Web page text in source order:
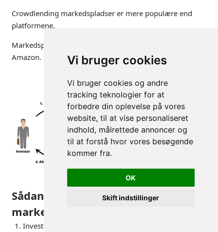
Vi bruger cookies
Vi bruger cookies og andre
tracking teknologier for at
forbedre din oplevelse på vores
website, til at vise personaliseret
indhold, målrettede annoncer og
til at forstå hvor vores besøgende
kommer fra.
OK
Skift indstillinger
Crowdlending markedspladser er mere populære end
platformene.
Markedspladserne fungerer meget i stil med Zalando og
Amazon.
Sådan virker crowdlending
markedspladser:
Investor investerer penge på en crowdlending